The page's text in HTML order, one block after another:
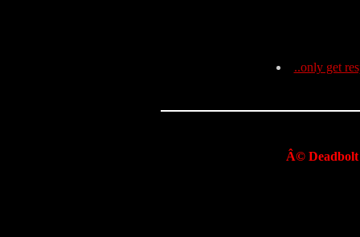
..only get
Â© Deadbolt